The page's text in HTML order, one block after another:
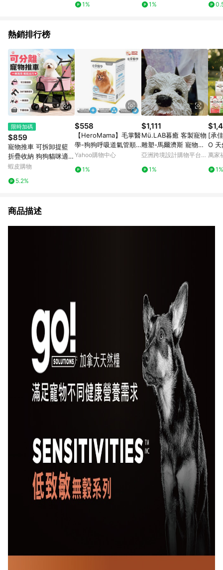
1%
1%
熱銷排行榜
限時加碼
$859
寵物推車 可拆卸提籃
折疊收納 狗狗貓咪適用
外出籠 拉桿車寵物推車
寵物推車寵物
蝦皮購物
5.2%
$558
【HeroMama】毛掌醫
學-狗狗呼吸道氣管順
暢保養粉50g/氣管保養
Yahoo購物中心
1%
$1,111
Mü.LAB暮癒 客製寵物
雕塑-馬爾濟斯 寵物客
製 寵物訂做 寵物紀念
亞洲跨境設計購物平台
1%
[承
O 天
美毛
犬
萬家
1%
商品描述